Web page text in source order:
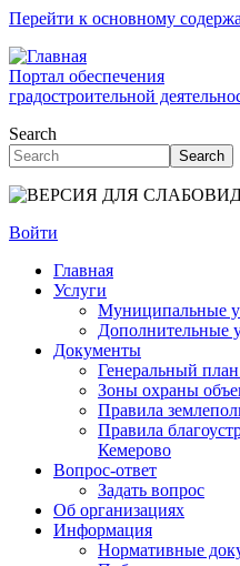
Перейти к основному
Портал обеспечения
градостроительной
Search
Search
Войти
Главная
Услуги
Муниципальные
Дополнительные
Документы
Генеральный
Зоны охраны
Правила
Правила
Кемерово
Вопрос-ответ
Задать вопрос
Об организациях
Информация
Нормативные